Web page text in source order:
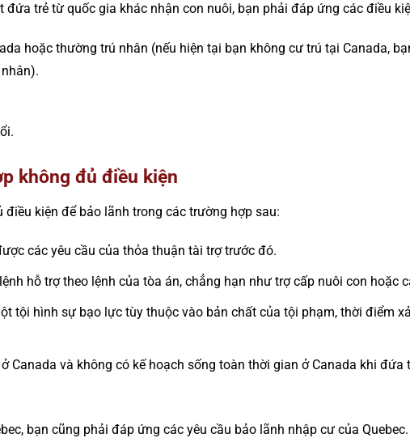
đứa trẻ từ quốc gia khác nhận con nuôi, bạn phải đáp ứng các điều
hoặc thường trú nhân (nếu hiện tại bạn không cư trú tại Canada,
không đủ điều kiện
điều kiện để bảo lãnh trong các trường hợp sau:
các yêu cầu của thỏa thuận tài trợ trước đó.
hỗ trợ theo lệnh của tòa án, chẳng hạn như trợ cấp nuôi con hoặc
tội hình sự bạo lực tùy thuộc vào bản chất của tội phạm, thời điểm
Canada và không có kế hoạch sống toàn thời gian ở Canada khi đứa
bạn cũng phải đáp ứng các yêu cầu bảo lãnh nhập cư của Quebec.